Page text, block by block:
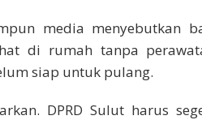
media menyebutkan
di rumah tanpa
siap untuk pulang.
DPRD Sulut harus